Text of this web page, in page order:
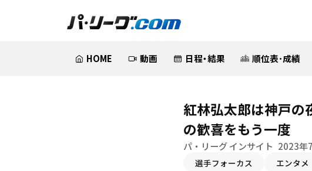
HOME 動画 日程・結果 順位表･成績
紅林弘太郎は神戸
の歓喜をもう一度
パ・リーグ インサイト 2023年
選手フォーカス エンタメ